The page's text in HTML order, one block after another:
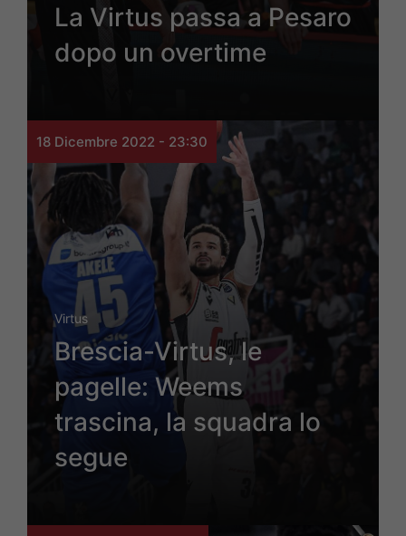
La Virtus passa a Pesaro
dopo un overtime
18 Dicembre 2022 - 23:30
Virtus
Brescia-Virtus, le
pagelle: Weems
trascina, la squadra lo
segue